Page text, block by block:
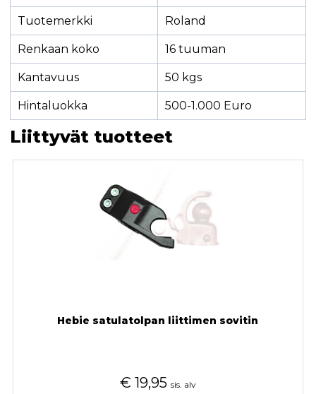
Tuotemerkki Roland
Renkaan koko 16 tuuman
Kantavuus 50 kgs
Hintaluokka 500-1.000 Euro
Liittyvät tuotteet
Hebie satulatolpan liittimen sovitin
€ 19,95 sis. alv